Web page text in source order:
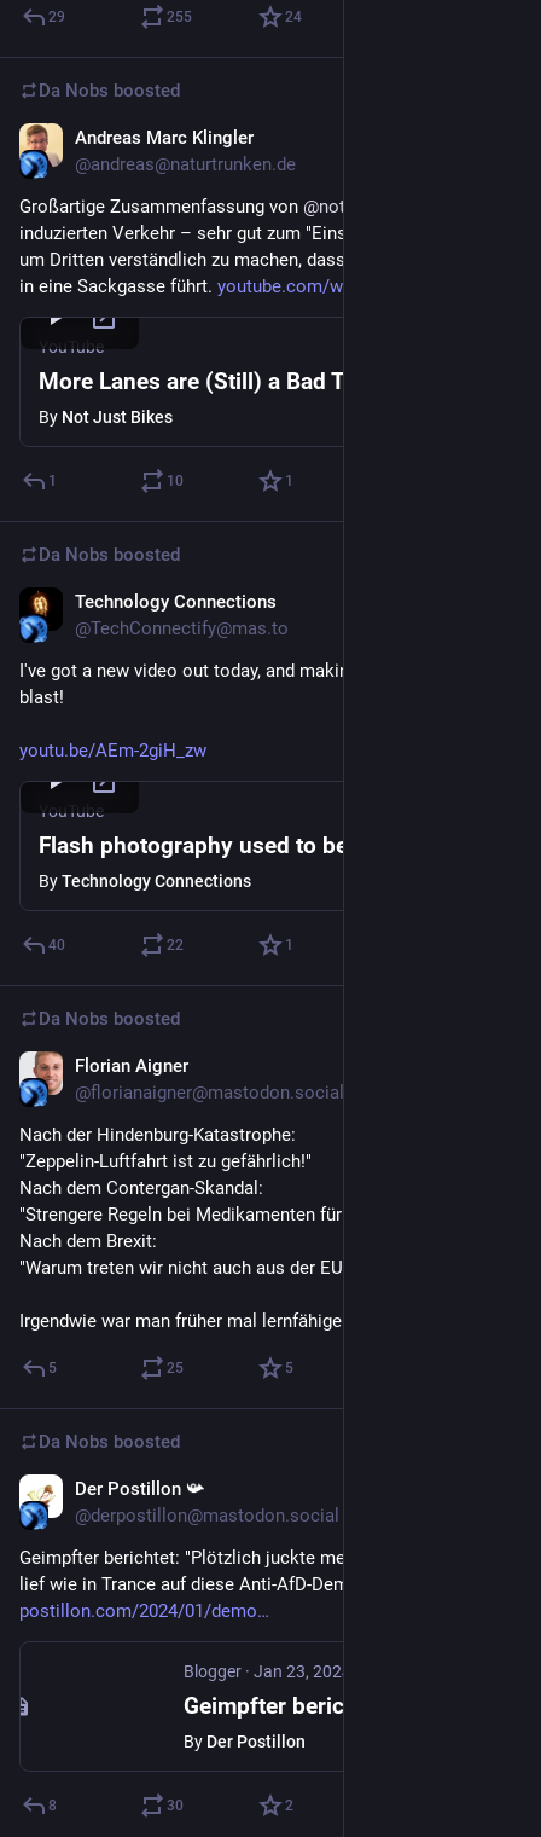
29 255 24
Da Nobs boosted
Andreas Marc Klingler
@andreas@naturtrunken.de
Großartige Zusammenfassung von @notjustbikes
induzierten Verkehr – sehr gut zum "Einstieg" geeignet oder
um Dritten verständlich zu machen, dass einseitige Mobilität
in eine Sackgasse führt. youtube.com/watch?v=CHZwOAIect
YouTube
More Lanes are (Still) a Bad Thing
By Not Just Bikes
1 10 1
Da Nobs boosted
Technology Connections
@TechConnectify@mas.to
I've got a new video out today, and making it it was truly a
blast!
youtu.be/AEm-2giH_zw
YouTube
Flash photography used to be pretty wild
ByTechnology Connections
40 22 1
Da Nobs boosted
Florian Aigner
@florianaigner@mastodon.social
Nach der Hindenburg-Katastrophe:
"Zeppelin-Luftfahrt ist zu gefährlich!"
Nach dem Contergan-Skandal:
"Strengere Regeln bei Medikamenten für Schwangere!"
Nach dem Brexit:
"Warum treten wir nicht auch aus der EU aus?"
Irgendwie war man früher mal lernfähiger.
5 25 5
Da Nobs boosted
Der Postillon 📯
@derpostillon@mastodon.social
Geimpfter berichtet: "Plötzlich juckte mein Oberarm und ich
lief wie in Trance auf diese Anti-AfD-Demo"
postillon.com/2024/01/demo
Blogger · Jan 23, 2024
By Der Postillon
8 30 2